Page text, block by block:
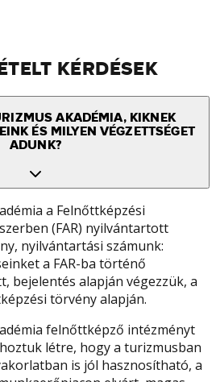
KÉRDÉSEK
AKADÉMIA, KIKNEK
ÉS MILYEN VÉGZETTSÉGET
ADUNK?
a Felnőttképzési
(FAR) nyilvántartott
nyilvántartási számunk:
a FAR-ba történő
bejelentés alapján végezzük, a
törvény alapján.
felnőttképző intézményt
létre, hogy a turizmusban
is jól hasznosítható, a